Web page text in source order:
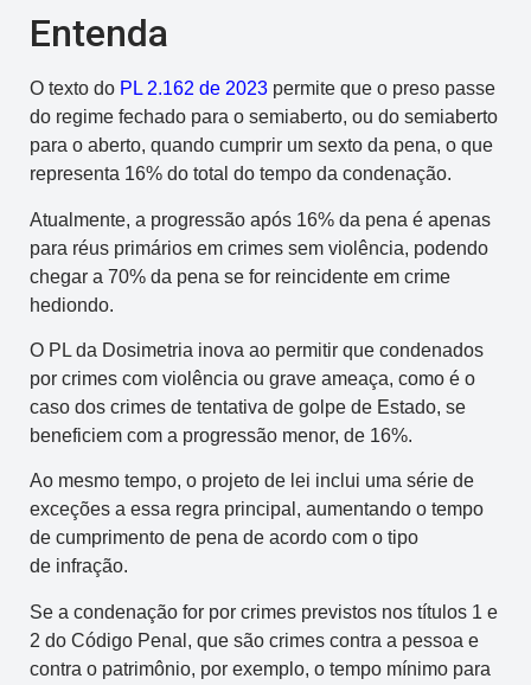
Entenda
O texto do PL 2.162 de 2023 permite que o preso passe
do regime fechado para o semiaberto, ou do semiaberto
para o aberto, quando cumprir um sexto da pena, o que
representa 16% do total do tempo da condenação.
Atualmente, a progressão após 16% da pena é apenas
para réus primários em crimes sem violência, podendo
chegar a 70% da pena se for reincidente em crime
hediondo.
O PL da Dosimetria inova ao permitir que condenados
por crimes com violência ou grave ameaça, como é o
caso dos crimes de tentativa de golpe de Estado, se
beneficiem com a progressão menor, de 16%.
Ao mesmo tempo, o projeto de lei inclui uma série de
exceções a essa regra principal, aumentando o tempo
de cumprimento de pena de acordo com o tipo
de infração.
Se a condenação for por crimes previstos nos títulos 1 e
2 do Código Penal, que são crimes contra a pessoa e
contra o patrimônio, por exemplo, o tempo mínimo para